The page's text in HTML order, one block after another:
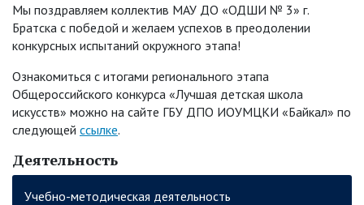
Деятельность
Учебно-методическая деятельность
Мы поздравляем коллектив МАУ ДО «ОДШИ № 3» г.
Братска с победой и желаем успехов в преодолении
конкурсных испытаний окружного этапа!
Ознакомиться с итогами регионального этапа
Общероссийского конкурса «Лучшая детская школа
искусств» можно на сайте ГБУ ДПО ИОУМЦКИ «Байкал» по
следующей ссылке.